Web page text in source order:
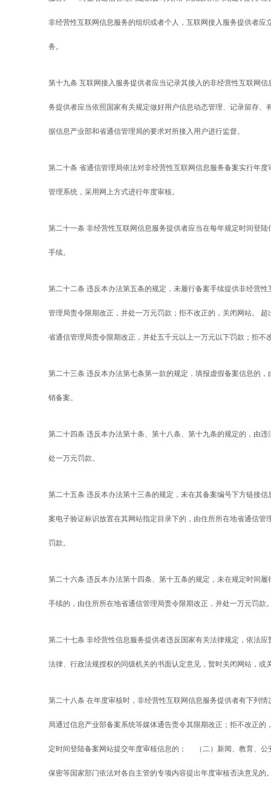
非经营性互联网信息服务的组织或者个人，互联网接入服务提供者应
务。
第十九条 互联网接入服务提供者应当记录其接入的非经营性互联网
务提供者应当依照国家有关规定做好用户信息动态管理、记录留存、
据信息产业部和省通信管理局的要求对所接入用户进行监督。
第二十条 省通信管理局依法对非经营性互联网信息服务备案实行年
管理系统，采用网上方式进行年度审核。
第二十一条 非经营性互联网信息服务提供者应当在每年规定时间登
手续。
第二十二条 违反本办法第五条的规定，未履行备案手续提供非经营
管理局责令限期改正，并处一万元罚款；拒不改正的，关闭网站。
省通信管理局责令限期改正，并处五千元以上一万元以下罚款；拒
第二十三条 违反本办法第七条第一款的规定，填报虚假备案信息的
销备案。
第二十四条 违反本办法第十条、第十八条、第十九条的规定的，由
处一万元罚款。
第二十五条 违反本办法第十三条的规定，未在其备案编号下方链接
案电子验证标识放置在其网站指定目录下的，由住所所在地省通信管
罚款。
第二十六条 违反本办法第十四条、第十五条的规定，未在规定时间
手续的，由住所所在地省通信管理局责令限期改正，并处一万元罚款
第二十七条 非经营性信息服务提供者违反国家有关法律规定，依法
法律、行政法规授权的同级机关的书面认定意见，暂时关闭网站，或
第二十八条 在年度审核时，非经营性互联网信息服务提供者有下列
局通过信息产业部备案系统等媒体通告责令其限期改正；拒不改正
定时间登陆备案网站提交年度审核信息的； （二）新闻、教育、公
保密等国家部门依法对各自主管的专项内容提出年度审核否决意见的